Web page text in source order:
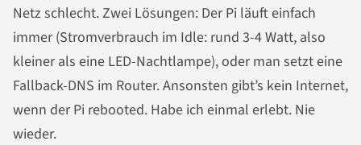
Netz schlecht. Zwei Lösungen: Der Pi läuft einfach
immer (Stromverbrauch im Idle: rund 3-4 Watt, also
kleiner als eine LED-Nachtlampe), oder man setzt eine
Fallback-DNS im Router. Ansonsten gibt’s kein Internet,
wenn der Pi rebooted. Habe ich einmal erlebt. Nie
wieder.